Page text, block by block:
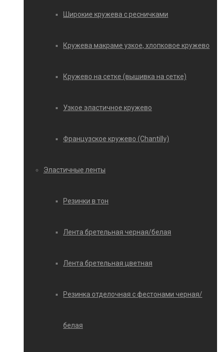
Широкие кружева с ресничками
Кружева макраме узкое, хлопковое кружево
Кружево на сетке (вышивка на сетке)
Узкое эластичное кружево
Французское кружево (Chantilly)
Эластичные ленты
Резинки в тон
Лента бретельная черная/белая
Лента бретельная цветная
Резинка отделочная с фестонами черная/
белая